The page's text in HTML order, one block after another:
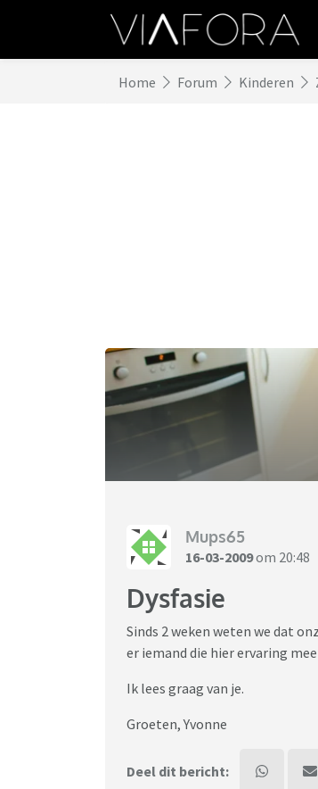
Home Forum Kinderen
Mups65
16-03-2009om 20:48
Dysfasie
Sinds 2 weken weten we dat
er iemand die hier ervaring
Ik lees graag van je.
Groeten, Yvonne
Deel dit bericht: